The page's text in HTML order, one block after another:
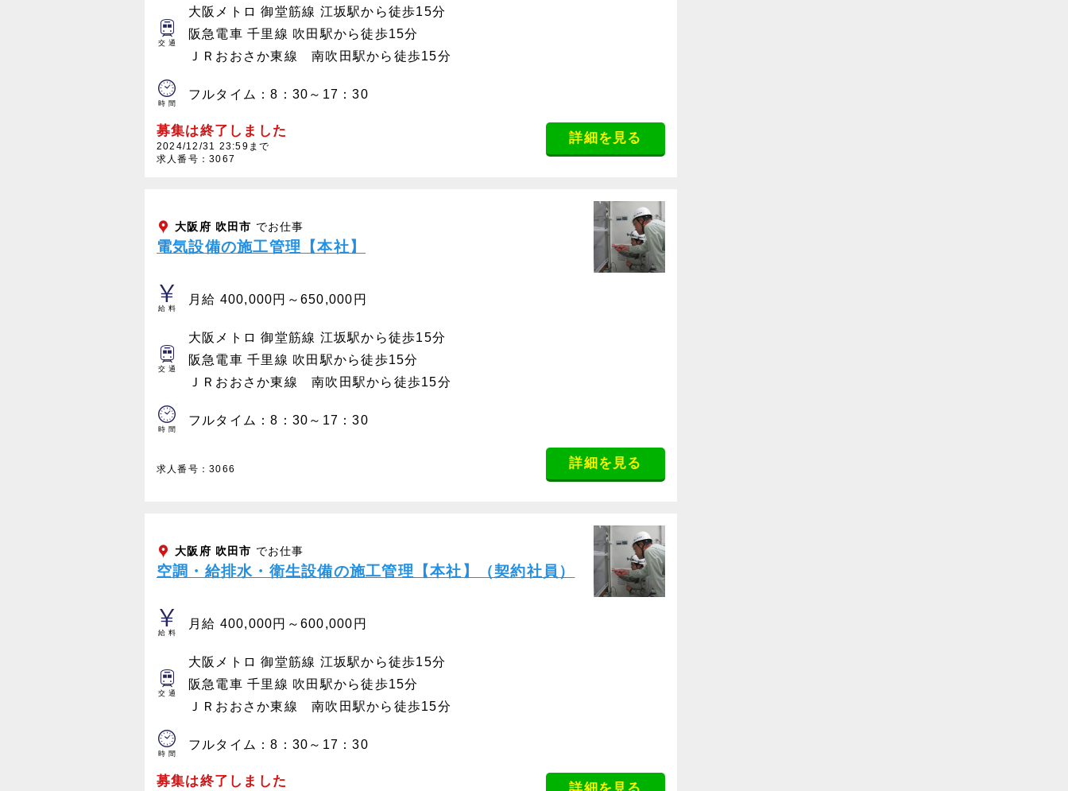
交通
大阪メトロ 御堂筋線 江坂駅から徒歩15分
阪急電車 千里線 吹田駅から徒歩15分
ＪＲおおさか東線 南吹田駅から徒歩15分
時間
フルタイム：8：30～17：30
募集は終了しました
2024/12/31 23:59まで
求人番号：3067
詳細を見る
大阪府 吹田市 でお仕事
電気設備の施工管理【本社】
給料
月給 400,000円～650,000円
交通
大阪メトロ 御堂筋線 江坂駅から徒歩15分
阪急電車 千里線 吹田駅から徒歩15分
ＪＲおおさか東線 南吹田駅から徒歩15分
時間
フルタイム：8：30～17：30
求人番号：3066 詳細を見る
大阪府 吹田市 でお仕事
空調・給排水・衛生設備の施工管理【本社】（契約社員）
給料
月給 400,000円～600,000円
交通
大阪メトロ 御堂筋線 江坂駅から徒歩15分
阪急電車 千里線 吹田駅から徒歩15分
ＪＲおおさか東線 南吹田駅から徒歩15分
時間
フルタイム：8：30～17：30
募集は終了しました